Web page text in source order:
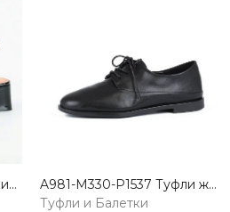
RQ484-010 Туфли женские черный Baden
A981-M330-P1537 Туфли женские натуральная кожа черный 365
Туфли и Балетки